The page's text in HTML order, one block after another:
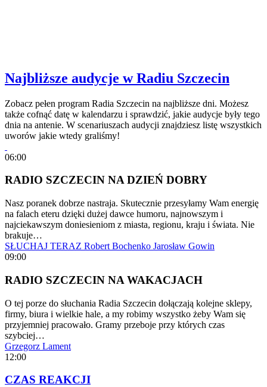
Najbliższe audycje w Radiu Szczecin
Zobacz pełen program Radia Szczecin na najbliższe dni. Możesz
także cofnąć datę w kalendarzu i sprawdzić, jakie audycje były tego
dnia na antenie. W scenariuszach audycji znajdziesz listę wszystkich
uworów jakie wtedy graliśmy!
06:00
RADIO SZCZECIN NA DZIEŃ DOBRY
Nasz poranek dobrze nastraja. Skutecznie przesyłamy Wam energię
na falach eteru dzięki dużej dawce humoru, najnowszym i
najciekawszym doniesieniom z miasta, regionu, kraju i świata. Nie
brakuje…
SŁUCHAJ TERAZ Robert Bochenko Jarosław Gowin
09:00
RADIO SZCZECIN NA WAKACJACH
O tej porze do słuchania Radia Szczecin dołączają kolejne sklepy,
firmy, biura i wielkie hale, a my robimy wszystko żeby Wam się
przyjemniej pracowało. Gramy przeboje przy których czas
szybciej…
Grzegorz Lament
12:00
CZAS REAKCJI